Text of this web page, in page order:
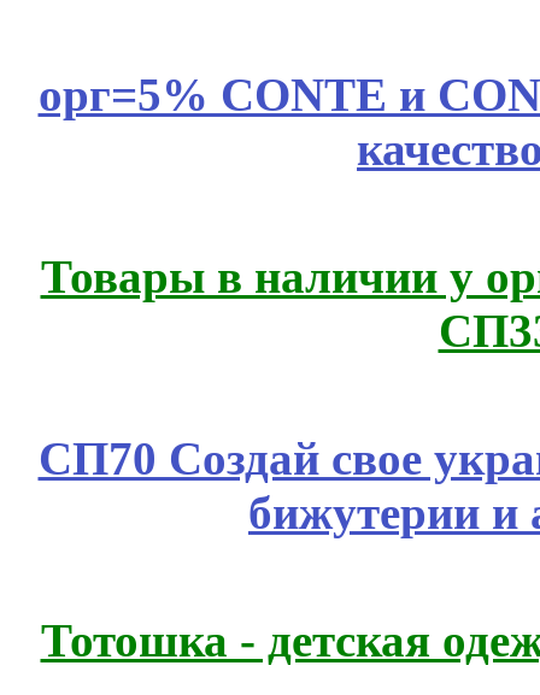
орг=5% CONTE и
Товары в наличии у
СП70 Создай свое
бижутерии и
Тотошка - детская